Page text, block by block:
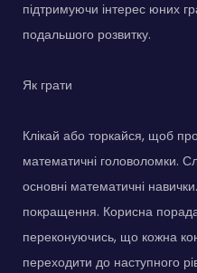
підтримуючи інтерес юних
подальшого розвитку.
Як грати
Клікай або торкайся, щоб
математичні головоломки.
основні математичні
покращення. Корисна
переконуючись, що кожна
переходити до наступного